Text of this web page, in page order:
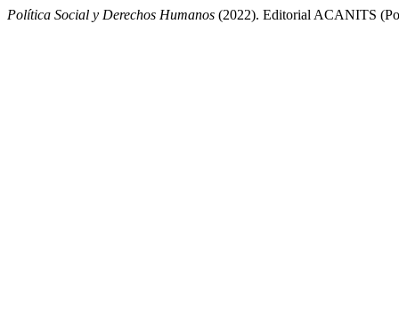
Política Social y Derechos Humanos (2022). Editorial ACANITS